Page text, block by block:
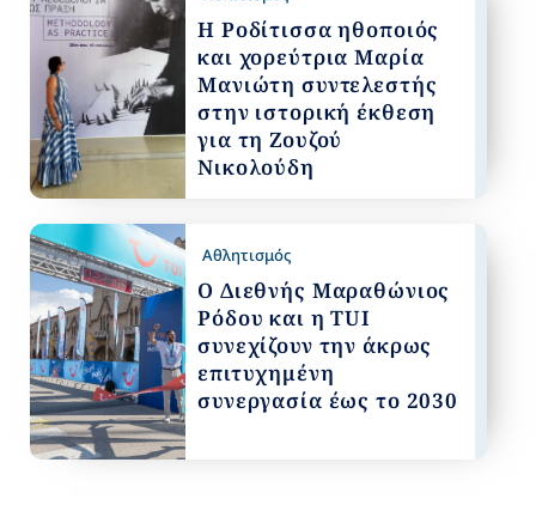
Η Ροδίτισσα ηθοποιός
και χορεύτρια Μαρία
Μανιώτη συντελεστής
στην ιστορική έκθεση
για τη Ζουζού
Νικολούδη
Αθλητισμός
Ο Διεθνής Μαραθώνιος
Ρόδου και η TUI
συνεχίζουν την άκρως
επιτυχημένη
συνεργασία έως το 2030